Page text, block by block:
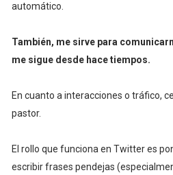
automático.
También, me sirve para
me sigue desde hace tiempos.
En cuanto a interacciones o tráfico,
pastor.
El rollo que funciona en Twitter es
escribir frases pendejas